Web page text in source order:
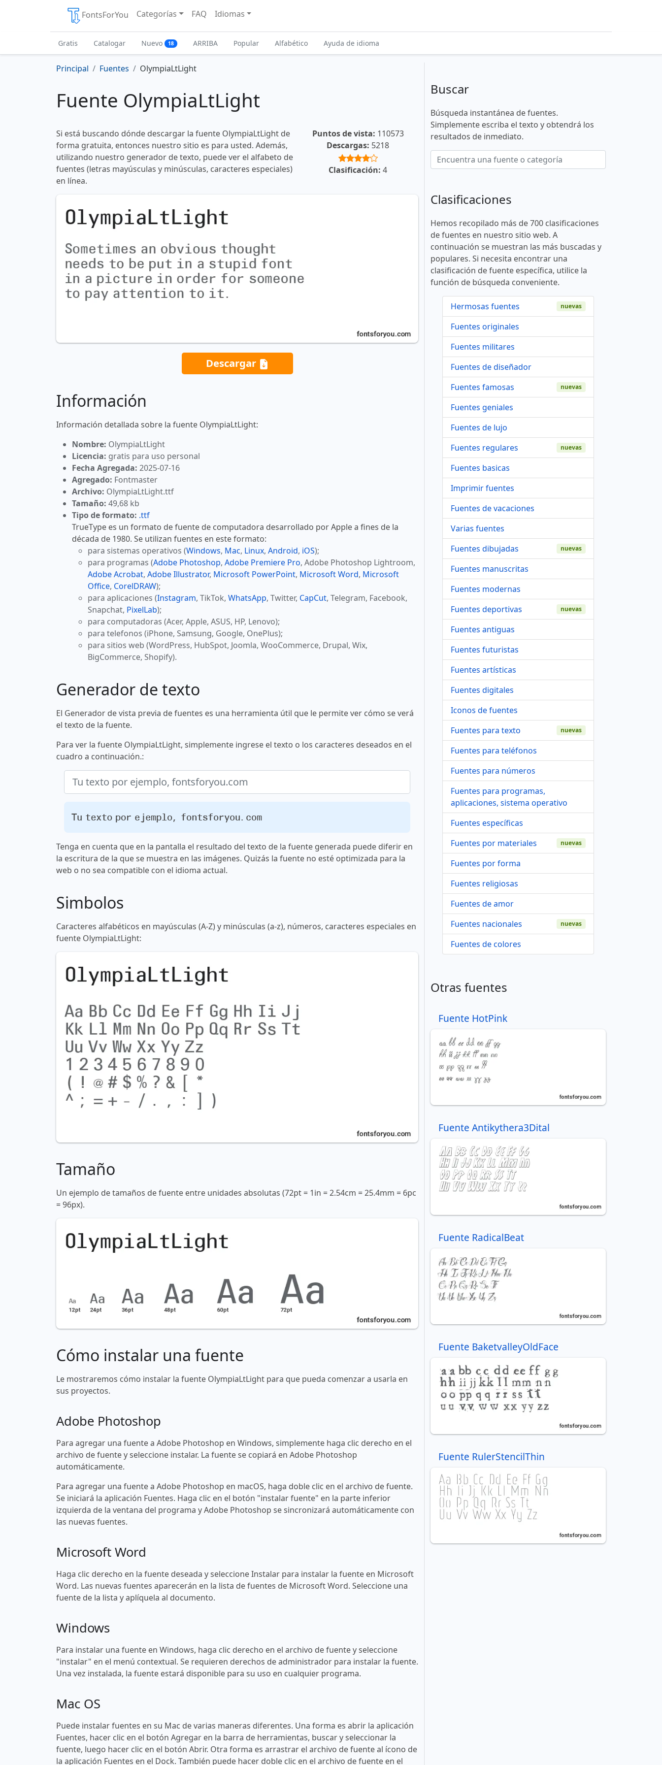
FontsForYou Categorías FAQ Idiomas
Gratis Catalogar Nuevo 18 ARRIBA Popular Alfabético Ayuda de idioma
Principal Fuentes OlympiaLtLight
Fuente OlympiaLtLight
Si está buscando dónde descargar la fuente OlympiaLtLight de
forma gratuita, entonces nuestro sitio es para usted. Además,
utilizando nuestro generador de texto, puede ver el alfabeto de
fuentes (letras mayúsculas y minúsculas, caracteres especiales)
en línea.
Puntos de vista: 110573
Descargas: 5218
Clasificación: 4
Descargar
Información
Información detallada sobre la fuente OlympiaLtLight:
Nombre: OlympiaLtLight
Licencia: gratis para uso personal
Fecha Agregada: 2025-07-16
Agregado: Fontmaster
Archivo: OlympiaLtLight.ttf
Tamaño: 49,68 kb
Tipo de formato: .ttf
TrueType es un formato de fuente de computadora desarrollado por Apple a fines de la
década de 1980. Se utilizan fuentes en este formato:
para sistemas operativos (Windows, Mac, Linux, Android, iOS);
para programas (Adobe Photoshop, Adobe Premiere Pro, Adobe Photoshop Lightroom,
Adobe Acrobat, Adobe Illustrator, Microsoft PowerPoint, Microsoft Word, Microsoft
Office, CorelDRAW);
para aplicaciones (Instagram, TikTok, WhatsApp, Twitter, CapCut, Telegram, Facebook,
Snapchat, PixelLab);
para computadoras (Acer, Apple, ASUS, HP, Lenovo);
para telefonos (iPhone, Samsung, Google, OnePlus);
para sitios web (WordPress, HubSpot, Joomla, WooCommerce, Drupal, Wix,
BigCommerce, Shopify).
Generador de texto
El Generador de vista previa de fuentes es una herramienta útil que le permite ver cómo se verá
el texto de la fuente.
Para ver la fuente OlympiaLtLight, simplemente ingrese el texto o los caracteres deseados en el
cuadro a continuación.:
Tu texto por ejemplo, fontsforyou.com
Tenga en cuenta que en la pantalla el resultado del texto de la fuente generada puede diferir en
la escritura de la que se muestra en las imágenes. Quizás la fuente no esté optimizada para la
web o no sea compatible con el idioma actual.
Simbolos
Caracteres alfabéticos en mayúsculas (A-Z) y minúsculas (a-z), números, caracteres especiales en
fuente OlympiaLtLight:
Tamaño
Un ejemplo de tamaños de fuente entre unidades absolutas (72pt = 1in = 2.54cm = 25.4mm = 6pc
= 96px).
Cómo instalar una fuente
Le mostraremos cómo instalar la fuente OlympiaLtLight para que pueda comenzar a usarla en
sus proyectos.
Adobe Photoshop
Para agregar una fuente a Adobe Photoshop en Windows, simplemente haga clic derecho en el
archivo de fuente y seleccione instalar. La fuente se copiará en Adobe Photoshop
automáticamente.
Para agregar una fuente a Adobe Photoshop en macOS, haga doble clic en el archivo de fuente.
Se iniciará la aplicación Fuentes. Haga clic en el botón "instalar fuente" en la parte inferior
izquierda de la ventana del programa y Adobe Photoshop se sincronizará automáticamente con
las nuevas fuentes.
Microsoft Word
Haga clic derecho en la fuente deseada y seleccione Instalar para instalar la fuente en Microsoft
Word. Las nuevas fuentes aparecerán en la lista de fuentes de Microsoft Word. Seleccione una
fuente de la lista y aplíquela al documento.
Windows
Para instalar una fuente en Windows, haga clic derecho en el archivo de fuente y seleccione
"instalar" en el menú contextual. Se requieren derechos de administrador para instalar la fuente.
Una vez instalada, la fuente estará disponible para su uso en cualquier programa.
Mac OS
Puede instalar fuentes en su Mac de varias maneras diferentes. Una forma es abrir la aplicación
Fuentes, hacer clic en el botón Agregar en la barra de herramientas, buscar y seleccionar la
fuente, luego hacer clic en el botón Abrir. Otra forma es arrastrar el archivo de fuente al ícono de
la aplicación Fuentes en el Dock. También puede hacer doble clic en el archivo de fuente en el
Buscar
Búsqueda instantánea de fuentes.
Simplemente escriba el texto y obtendrá los
resultados de inmediato.
Clasificaciones
Hemos recopilado más de 700 clasificaciones
de fuentes en nuestro sitio web. A
continuación se muestran las más buscadas y
populares. Si necesita encontrar una
clasificación de fuente específica, utilice la
función de búsqueda conveniente.
Hermosas fuentes nuevas
Fuentes originales
Fuentes militares
Fuentes de diseñador
Fuentes famosas
nuevas
Fuentes geniales
Fuentes de lujo
Fuentes regulares
nuevas
Fuentes basicas
Imprimir fuentes
Fuentes de vacaciones
Varias fuentes
Fuentes dibujadas
nuevas
Fuentes manuscritas
Fuentes modernas
Fuentes deportivas
nuevas
Fuentes antiguas
Fuentes futuristas
Fuentes artísticas
Fuentes digitales
Iconos de fuentes
Fuentes para texto
nuevas
Fuentes para teléfonos
Fuentes para números
Fuentes para programas,
aplicaciones, sistema operativo
Fuentes específicas
Fuentes por materiales
nuevas
Fuentes por forma
Fuentes religiosas
Fuentes de amor
Fuentes nacionales
nuevas
Fuentes de colores
Otras fuentes
Fuente HotPink
Fuente Antikythera3Dital
Fuente RadicalBeat
Fuente BaketvalleyOldFace
Fuente RulerStencilThin